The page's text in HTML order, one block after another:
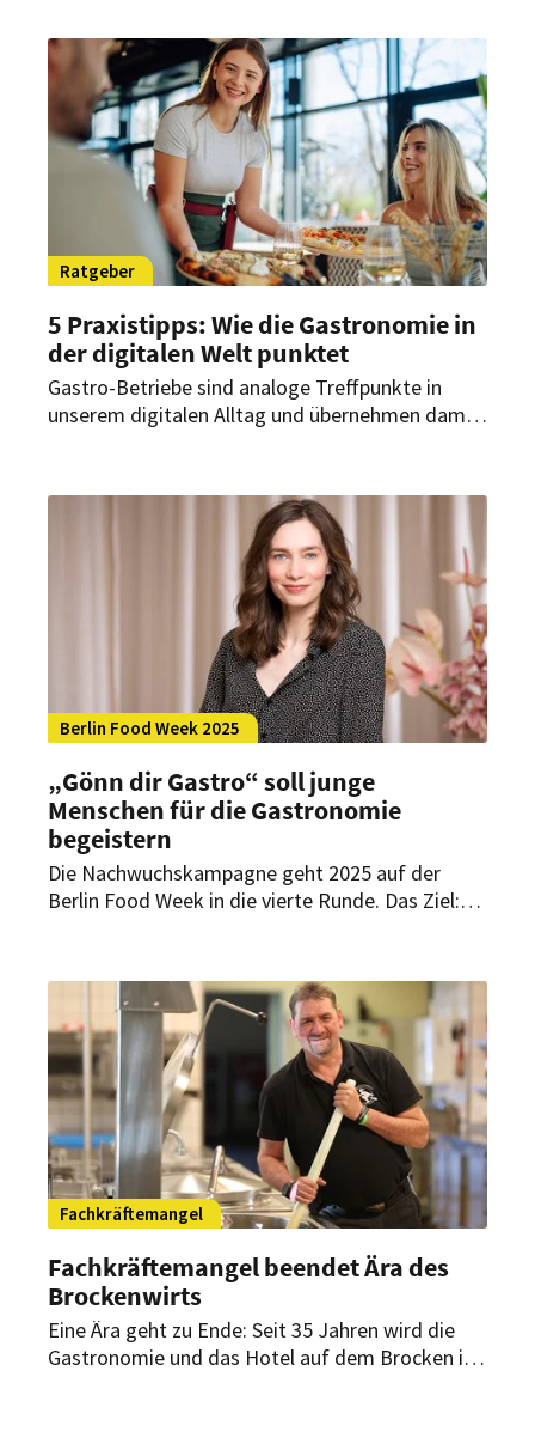
geplante Neuregelung zusätzliche Chancen im
Kampf gegen den anhaltenden Personalmangel
eröffnen.
Ratgeber
5 Praxistipps: Wie die Gastronomie in
der digitalen Welt punktet
Gastro-Betriebe sind analoge Treffpunkte in
unserem digitalen Alltag und übernehmen damit
Geschäftserfolg nutzen können.
Berlin Food Week 2025
„Gönn dir Gastro“ soll junge
Menschen für die Gastronomie
begeistern
Die Nachwuchskampagne geht 2025 auf der
Berlin Food Week in die vierte Runde. Das Ziel:
Branche fördern.
Fachkräftemangel
Fachkräftemangel beendet Ära des
Brockenwirts
Eine Ära geht zu Ende: Seit 35 Jahren wird die
Gastronomie und das Hotel auf dem Brocken im